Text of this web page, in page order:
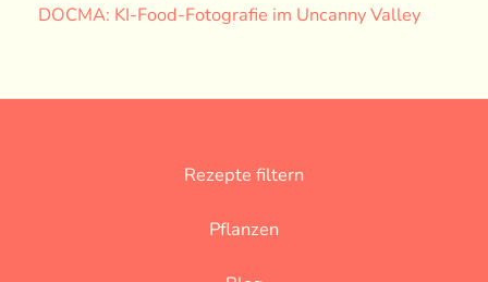
DOCMA: KI-Food-Fotografie im Uncanny Valley
Rezepte filtern
Pflanzen